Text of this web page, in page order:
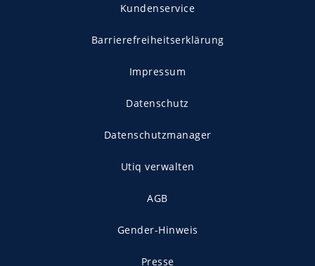
Kundenservice
Barrierefreiheitserklärung
Impressum
Datenschutz
Datenschutzmanager
Utiq verwalten
AGB
Gender-Hinweis
Presse